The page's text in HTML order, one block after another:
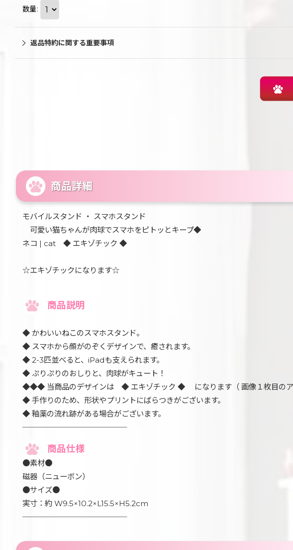
数量:
返品特約に関する重要事項
商品詳細
モバイルスタンド ・ スマホスタンド
可愛い猫ちゃんが肉球でスマホをピトッとキープ◆
ネコ | cat ◆ エキゾチック ◆
☆エキゾチックになります☆
商品説明
◆ かわいいねこのスマホスタンド。
◆ スマホから顔がのぞくデザインで、癒されます。
◆ 2-3匹並べると、iPadも支えられます。
◆ ぷりぷりのおしりと、肉球がキュート！
◆◆◆ 当商品のデザインは ◆ エキゾチック ◆ になります（ 画像１枚目の
◆ 手作りのため、形状やプリントにばらつきがございます。
◆ 釉薬の流れ跡がある場合がございます。
──────────────
商品仕様
●素材●
磁器（ニューボン）
●サイズ●
実寸：約 W9.5×10.2×L15.5×H5.2cm
──────────────